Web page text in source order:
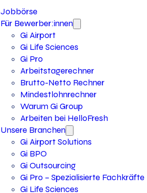
Jobbörse
Für Bewerber:innen
Gi Airport
Gi Life Sciences
Gi Pro
Arbeitstagerechner
Brutto-Netto Rechner
Mindestlohnrechner
Warum Gi Group
Arbeiten bei HelloFresh
Unsere Branchen
Gi Airport Solutions
Gi BPO
Gi Outsourcing
Gi Pro – Spezialisierte Fachkräfte
Gi Life Sciences